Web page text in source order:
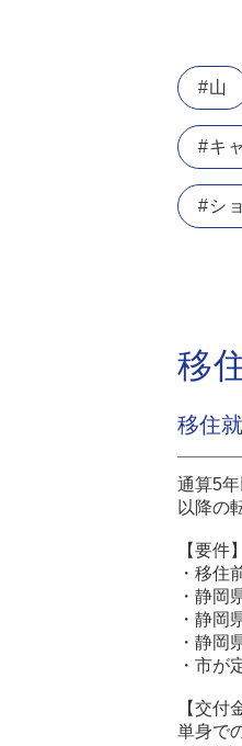
#山
#キ
#シ
移
移住
通算5
以降の
【要件】
・移住
・静岡
・静岡
・静岡
・市が
【交付
単身で